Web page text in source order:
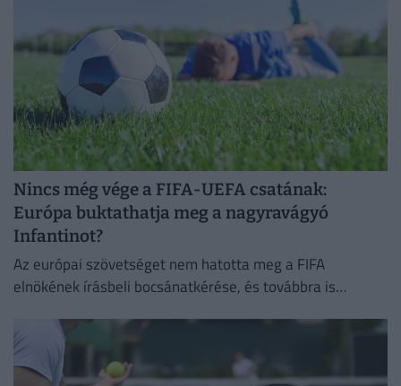
Nincs még vége a FIFA-UEFA csatának:
Európa buktathatja meg a nagyravágyó
Infantinot?
Az európai szövetséget nem hatotta meg a FIFA
elnökének írásbeli bocsánatkérése, és továbbra is